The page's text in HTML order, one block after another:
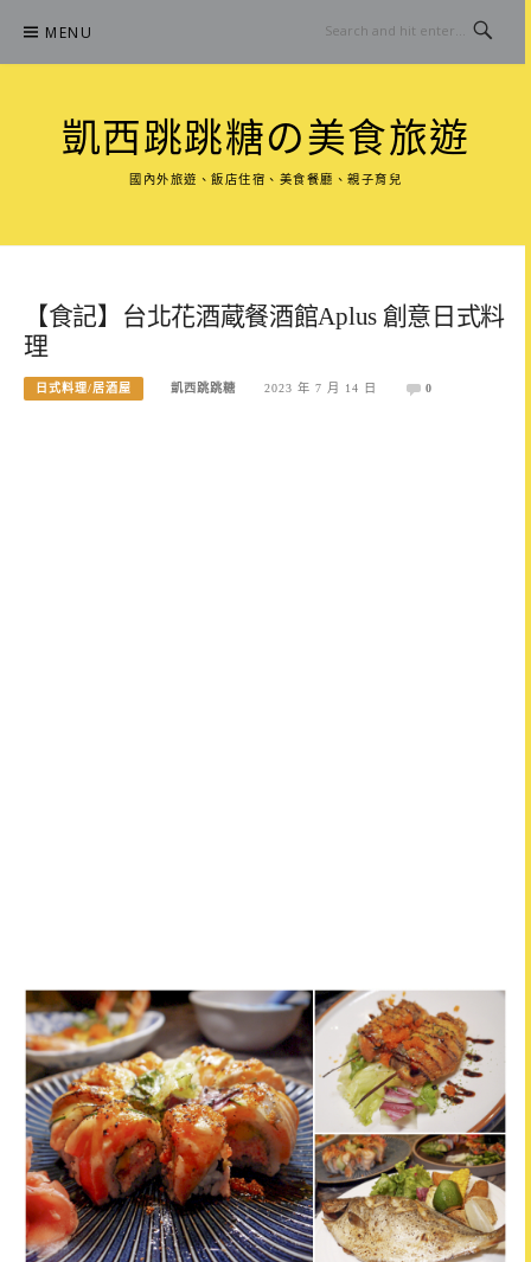
content
MENU
凱西跳跳糖の美食旅遊
國內外旅遊、飯店住宿、美食餐廳、親子育兒
【食記】台北花酒蔵餐酒館Aplus 創意日式料
理
日式料理/居酒屋 凱西跳跳糖 2023 年 7 月 14 日 0